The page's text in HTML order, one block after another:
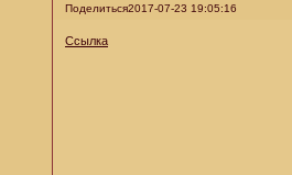
Поделиться2017-07-23 19:05:16
Ссылка